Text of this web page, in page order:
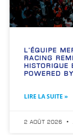
L’ÉQUIPE
RACING
HISTORIQUE
POWERED
LIRE LA SUITE »
2 AOÛT 2026